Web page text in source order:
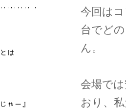
今回は
台でど
ん。
会場で
おり、